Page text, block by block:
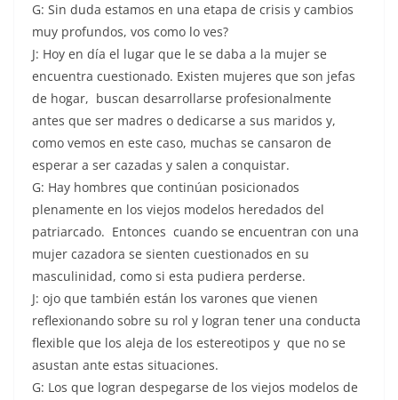
G: Sin duda estamos en una etapa de crisis y cambios
muy profundos, vos como lo ves?
J: Hoy en día el lugar que le se daba a la mujer se
encuentra cuestionado. Existen mujeres que son jefas
de hogar, buscan desarrollarse profesionalmente
antes que ser madres o dedicarse a sus maridos y,
como vemos en este caso, muchas se cansaron de
esperar a ser cazadas y salen a conquistar.
G: Hay hombres que continúan posicionados
plenamente en los viejos modelos heredados del
patriarcado. Entonces cuando se encuentran con una
mujer cazadora se sienten cuestionados en su
masculinidad, como si esta pudiera perderse.
J: ojo que también están los varones que vienen
reflexionando sobre su rol y logran tener una conducta
flexible que los aleja de los estereotipos y que no se
asustan ante estas situaciones.
G: Los que logran despegarse de los viejos modelos de